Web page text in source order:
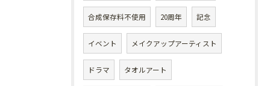
合成保存料不使用 20周年 記念
イベント メイクアップアーティスト
ドラマ タオルアート